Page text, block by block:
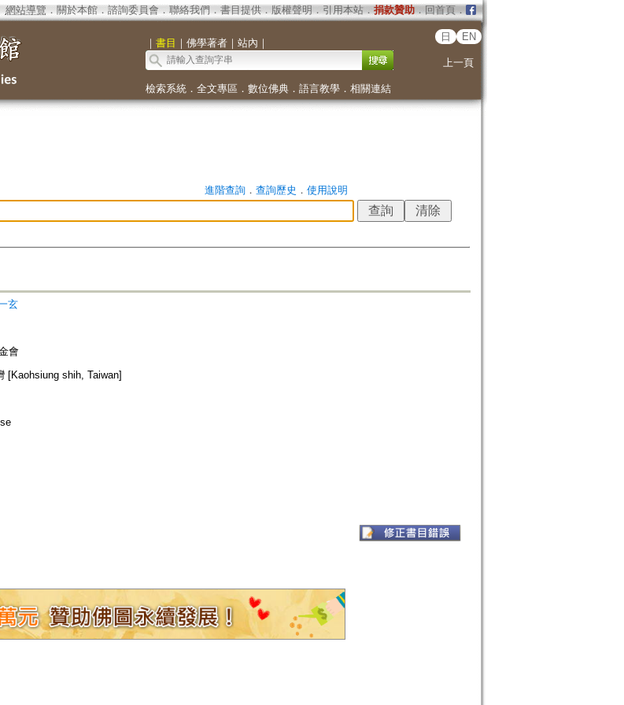
網站導覽 ． 關於本館． 諮詢委員會． 聯絡我們 ． 書目提供． 版權聲明 ． 引用本站． 捐款贊助．回首頁．
｜ 書目 ｜ 佛學著者｜ 站內 ｜
日 EN
上一頁
檢索系統． 全文專區 ． 數位佛典． 語言教學． 相關連結
進階查詢． 查詢歷史 ． 使用說明
玄
會
[Kaohsiung shih, Taiwan]